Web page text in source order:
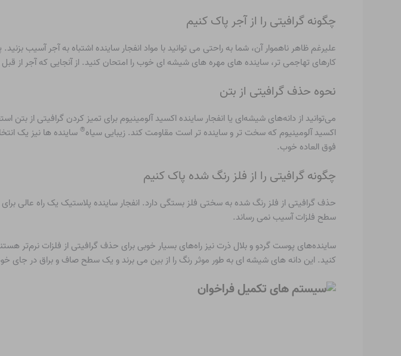
چگونه گرافیتی را از آجر پاک کنیم
علیرغم ظاهر ناهموار آن، شما به راحتی می توانید با مواد انفجار ساینده اشتباه به آجر آسیب
کارهای تهاجمی تر، ساینده های مهره های شیشه ای خوب را امتحان کنید. از آنجایی که آجر از
نحوه حذف گرافیتی از بتن
می‌توانید از دانه‌های شیشه‌ای یا انفجار ساینده اکسید آلومینیوم برای تمیز کردن گرافیتی از بتن
اکسید آلومینیوم که سخت تر و ساینده تر است مقاومت کند. زیبایی سیاه® ساینده ها نیز یک
فوق العاده خوب.
چگونه گرافیتی را از فلز رنگ شده پاک کنیم
حذف گرافیتی از فلز رنگ شده به سختی فلز بستگی دارد. انفجار ساینده پلاستیک یک راه عالی
سطح فلزات آسیب نمی رساند.
ساینده‌های پوست گردو و بلال ذرت نیز راه‌های بسیار خوبی برای حذف گرافیتی از فلزات نرم‌تر
کنید. این دانه های شیشه ای به طور موثر رنگ را از بین می برند و یک سطح صاف و براق در جای